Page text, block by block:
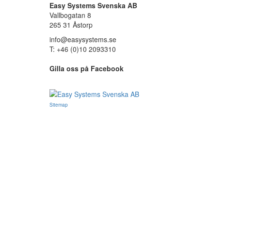
Easy Systems Svenska AB
Vallbogatan 8
265 31 Åstorp
info@easysystems.se
T: +46 (0)10 2093310
Gilla oss på Facebook
Sitemap